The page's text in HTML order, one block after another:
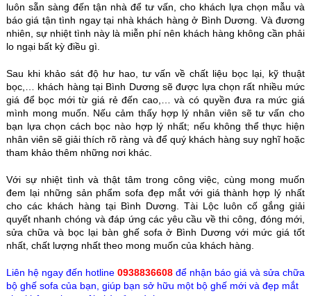
luôn sẵn sàng đến tận nhà để tư vấn, cho khách lựa chọn mẫu và
báo giá tận tình ngay tại nhà khách hàng ở Bình Dương. Và đương
nhiên, sự nhiệt tình này là miễn phí nên khách hàng không cần phải
lo ngại bất kỳ điều gì.
Sau khi khảo sát độ hư hao, tư vấn về chất liệu bọc lại, kỹ thuật
bọc,… khách hàng tại Bình Dương sẽ được lựa chọn rất nhiều mức
giá để bọc mới từ giá rẻ đến cao,… và có quyền đưa ra mức giá
mình mong muốn. Nếu cảm thấy hợp lý nhân viên sẽ tư vấn cho
bạn lựa chọn cách bọc nào hợp lý nhất; nếu không thể thực hiện
nhân viên sẽ giải thích rõ ràng và để quý khách hàng suy nghĩ hoặc
tham khảo thêm những nơi khác.
Với sự nhiệt tình và thật tâm trong công việc, cùng mong muốn
đem lại những sản phẩm sofa đẹp mắt với giá thành hợp lý nhất
cho các khách hàng tại Bình Dương. Tài Lộc luôn cố gắng giải
quyết nhanh chóng và đáp ứng các yêu cầu về thi công, đóng mới,
sửa chữa và bọc lại bàn ghế sofa ở Bình Dương với mức giá tốt
nhất, chất lượng nhất theo mong muốn của khách hàng.
Liên hệ ngay đến hotline 0938836608để nhận báo giá và sửa chữa
bộ ghế sofa của bạn, giúp bạn sở hữu một bộ ghế mới và đẹp mắt